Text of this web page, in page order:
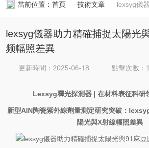
當前位置： 首頁 技術文章 lexsyg儀器助力精確
lexsyg儀器助力精確捕捉太陽光
频輻照差異
更新時間：2025-06-18 點擊次數：
Lexsyg釋光探測器 | 在材料表征科研
新型AlN陶瓷紫外線劑量測定研究突破：
陽光與X射線輻照差異